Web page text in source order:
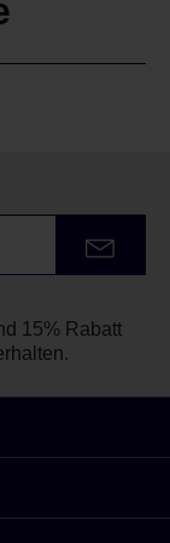
15% Rabatt